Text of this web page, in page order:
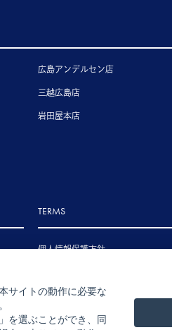
広島アンデルセン店
三越広島店
岩田屋本店
TERMS
個人情報保護方針
サイトの動作に必要な
を選ぶことができ、同